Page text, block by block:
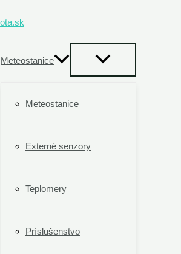
Meteostanice
Meteostanice
Externé senzory
Teplomery
Príslušenstvo